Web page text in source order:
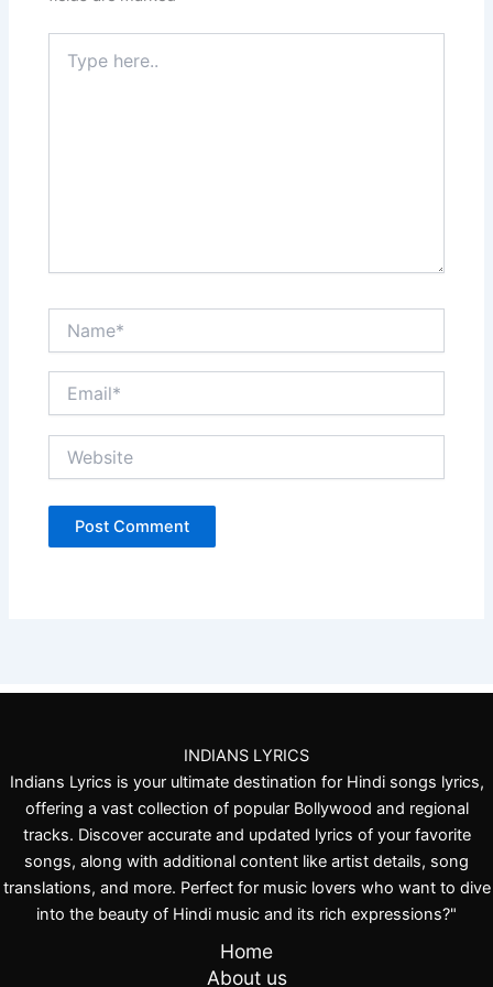
here..
INDIANS LYRICS
Indians Lyrics is your ultimate destination for Hindi songs lyrics,
offering a vast collection of popular Bollywood and regional
tracks. Discover accurate and updated lyrics of your favorite
songs, along with additional content like artist details, song
translations, and more. Perfect for music lovers who want to dive
into the beauty of Hindi music and its rich expressions?"
Home
About us